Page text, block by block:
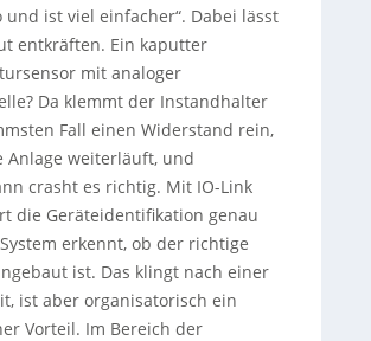
und ist viel einfacher“. Dabei lässt
entkräften. Ein kaputter
mit analoger
Da klemmt der Instandhalter
Fall einen Widerstand rein,
Anlage weiterläuft, und
crasht es richtig. Mit IO-Link
die Geräteidentifikation genau
erkennt, ob der richtige
ist. Das klingt nach einer
ist aber organisatorisch ein
Vorteil. Im Bereich der